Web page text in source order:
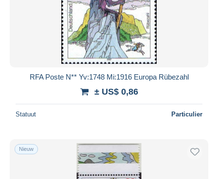
RFA Poste N** Yv:1748 Mi:1916 Europa Rübezahl
± US$ 0,86
Statuut Particulier
Nieuw